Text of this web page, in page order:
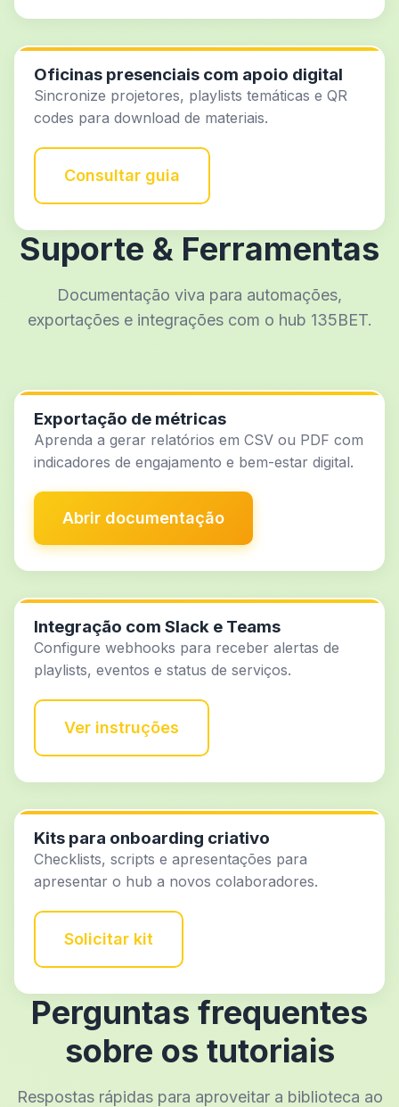
Oficinas presenciais com apoio digital
Sincronize projetores, playlists temáticas e QR
codes para download de materiais.
Consultar guia
Suporte & Ferramentas
Documentação viva para automações,
exportações e integrações com o hub 135BET.
Exportação de métricas
Aprenda a gerar relatórios em CSV ou PDF com
indicadores de engajamento e bem-estar digital.
Abrir documentação
Integração com Slack e Teams
Configure webhooks para receber alertas de
playlists, eventos e status de serviços.
Ver instruções
Kits para onboarding criativo
Checklists, scripts e apresentações para
apresentar o hub a novos colaboradores.
Solicitar kit
Perguntas frequentes
sobre os tutoriais
Respostas rápidas para aproveitar a biblioteca ao